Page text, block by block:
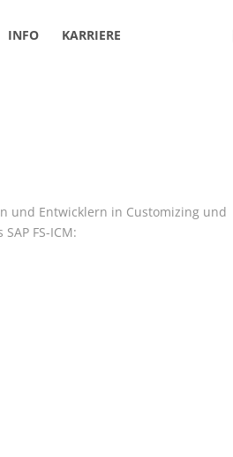
INFO KARRIERE
und Entwicklern in Customizing und
FS-ICM: